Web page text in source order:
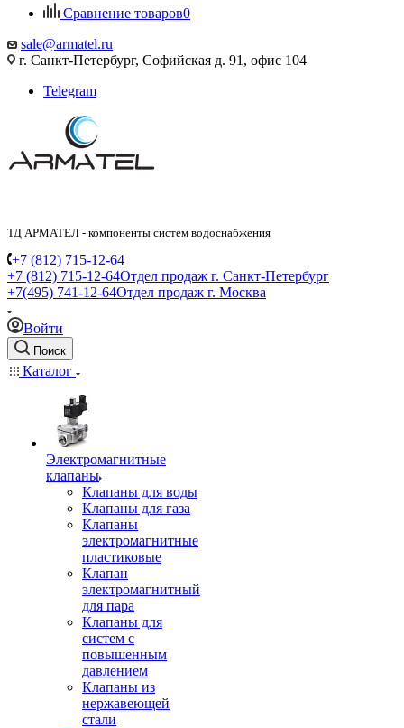
Сравнение товаров0
sale@armatel.ru
г. Санкт-Петербург, Софийская д. 91, офис 104
Telegram
ТД АРМАТЕЛ - компоненты систем водоснабжения
+7 (812) 715-12-64
+7 (812) 715-12-64Отдел продаж г. Санкт-Петербург
+7(495) 741-12-64Отдел продаж г. Москва
Войти
Поиск
Каталог
Электромагнитные
клапаны
Клапаны для воды
Клапаны для газа
Клапаны
электромагнитные
пластиковые
Клапан
электромагнитный
для пара
Клапаны для
систем с
повышенным
давлением
Клапаны из
нержавеющей
стали